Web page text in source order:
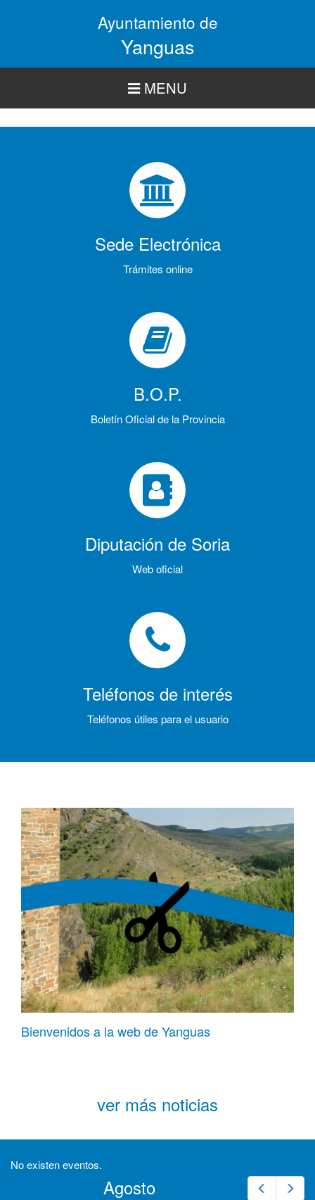
Ayuntamiento de
Yanguas
MENU
Sede Electrónica
Trámites online
B.O.P.
Boletín Oficial de la Provincia
Diputación de Soria
Web oficial
Teléfonos de interés
Teléfonos útiles para el usuario
Bienvenidos a la web de Yanguas
ver más noticias
No existen eventos.
Prev
Agosto